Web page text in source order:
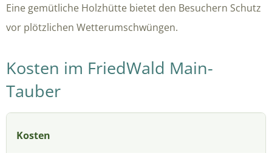
Eine gemütliche Holzhütte bietet den Besuchern Schutz
vor plötzlichen Wetterumschwüngen.
Kosten im FriedWald Main-
Tauber
Kosten